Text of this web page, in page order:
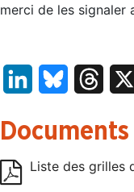
merci de les signaler
LinkedInBluesky
Documents
Liste des grilles